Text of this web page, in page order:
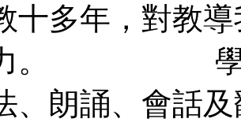
十多年，對教
力。
法、朗誦